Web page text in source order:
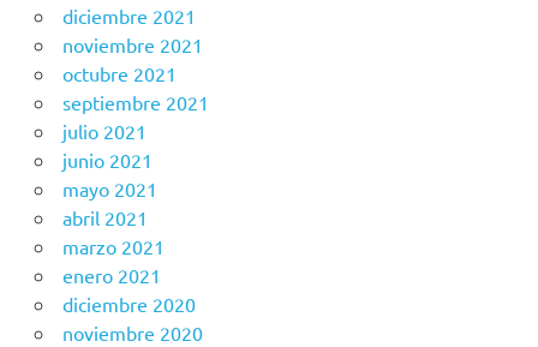
diciembre 2021
noviembre 2021
octubre 2021
septiembre 2021
julio 2021
junio 2021
mayo 2021
abril 2021
marzo 2021
enero 2021
diciembre 2020
noviembre 2020